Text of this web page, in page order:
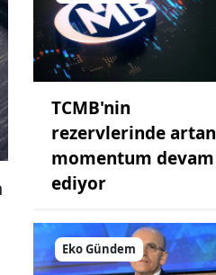
TCMB'nin
rezervlerinde artan
momentum devam
ediyor
Eko Gündem